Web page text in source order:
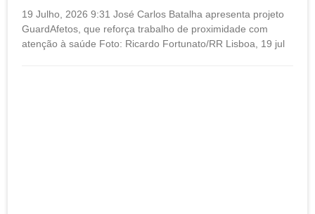
19 Julho, 2026 9:31 José Carlos Batalha apresenta projeto
GuardAfetos, que reforça trabalho de proximidade com
atenção à saúde Foto: Ricardo Fortunato/RR Lisboa, 19 jul